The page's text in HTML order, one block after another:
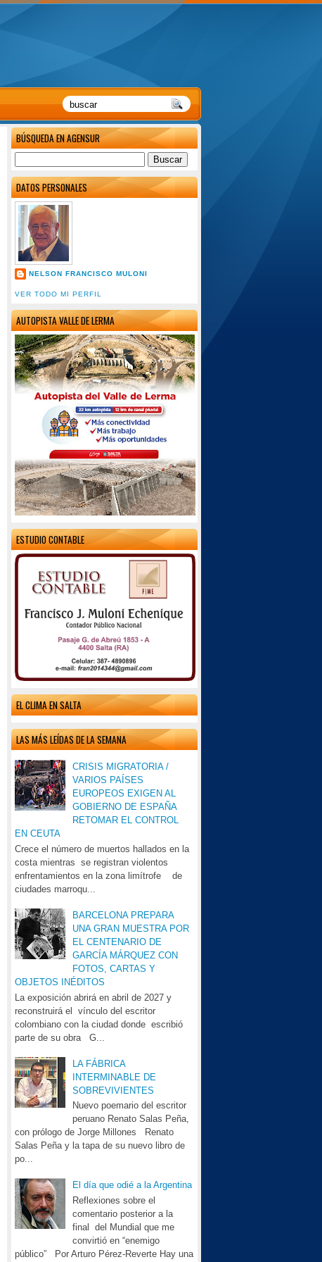
BÚSQUEDA EN AGENSUR
DATOS PERSONALES
NELSON FRANCISCO MULONI
VER TODO MI PERFIL
AUTOPISTA VALLE DE LERMA
ESTUDIO CONTABLE
EL CLIMA EN SALTA
LAS MÁS LEÍDAS DE LA SEMANA
CRISIS MIGRATORIA /
VARIOS PAÍSES
EUROPEOS EXIGEN AL
GOBIERNO DE ESPAÑA
RETOMAR EL CONTROL
EN CEUTA
Crece el número de muertos hallados en la
costa mientras se registran violentos
enfrentamientos en la zona limítrofe de
ciudades marroqu...
BARCELONA PREPARA
UNA GRAN MUESTRA POR
EL CENTENARIO DE
GARCÍA MÁRQUEZ CON
FOTOS, CARTAS Y
OBJETOS INÉDITOS
La exposición abrirá en abril de 2027 y
reconstruirá el vínculo del escritor
colombiano con la ciudad donde escribió
parte de su obra G...
LA FÁBRICA
INTERMINABLE DE
SOBREVIVIENTES
Nuevo poemario del escritor
peruano Renato Salas Peña,
con prólogo de Jorge Millones Renato
Salas Peña y la tapa de su nuevo libro de
po...
El día que odié a la Argentina
Reflexiones sobre el
comentario posterior a la
final del Mundial que me
convirtió en “enemigo
público” Por Arturo Pérez-Reverte Hay una